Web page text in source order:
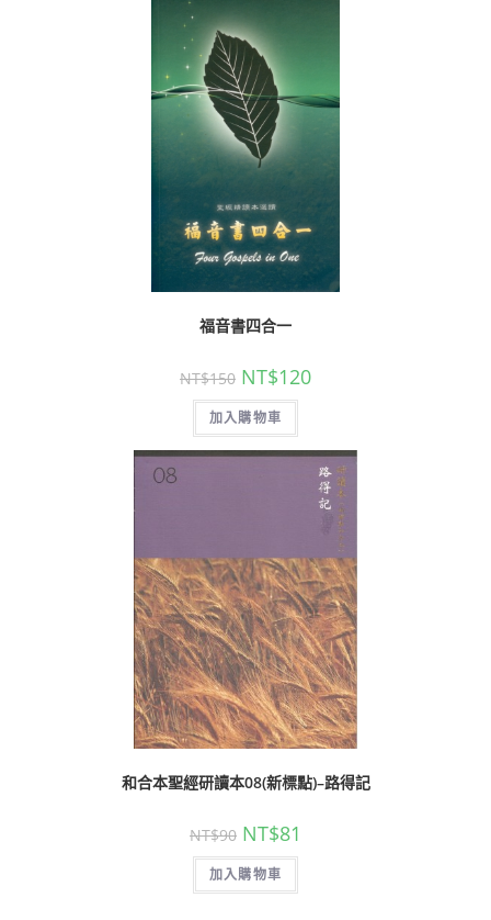
福音書四合一
NT$150 NT$120
加入購物車
和合本聖經研讀本08(新標點)–路得記
NT$90 NT$81
加入購物車